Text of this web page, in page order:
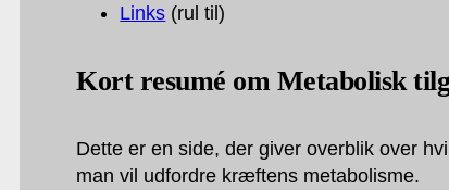
Links (rul til)
Kort resumé om Metabolisk
Dette er en side, der giver overblik over
man vil udfordre kræftens metabolisme.